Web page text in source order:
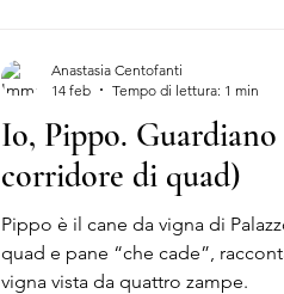
Io, Pippo.
corridore di quad)
Pippo è il cane da vigna di
quad e pane “che cade”,
vigna vista da quattro zampe.
Anastasia Centofanti
14 feb
Tempo di lettura: 1 min